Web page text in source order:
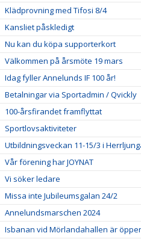
Klädprovning med Tifosi 8/4
Kansliet påskledigt
Nu kan du köpa supporterkort
Välkommen på årsmöte 19 mars
Idag fyller Annelunds IF 100 år!
Betalningar via Sportadmin / Qvickly
100-årsfirandet framflyttat
Sportlovsaktiviteter
Utbildningsveckan 11-15/3 i
Vår förening har JOYNAT
Vi söker ledare
Missa inte Jubileumsgalan 24/2
Annelundsmarschen 2024
Isbanan vid Mörlandahallen är